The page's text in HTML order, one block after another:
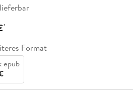
*
Format
epub